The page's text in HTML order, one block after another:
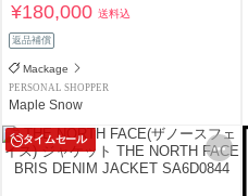
¥180,000送料込
返品補償
Mackage
PERSONAL SHOPPER
Maple Snow
タイムセール